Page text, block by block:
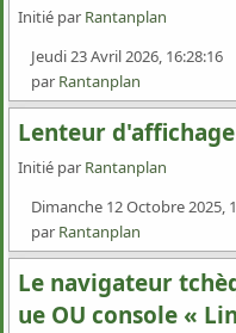
Initié par Rantanplan
Jeudi 23 Avril 2026, 16:28:16
par Rantanplan
Lenteur
Initié par Rantanplan
Dimanche 12 Octobre 2025,
par Rantanplan
Le navigateur
ue OU console «